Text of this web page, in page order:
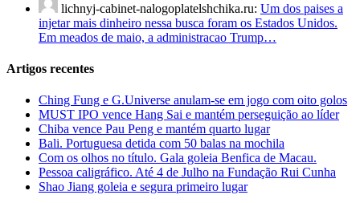
lichnyj-cabinet-nalogoplatelshchika.ru: Um dos paises a
injetar mais dinheiro nessa busca foram os Estados Unidos.
Em meados de maio, a administracao Trump…
Artigos recentes
Ching Fung e G.Universe anulam-se em jogo com oito golos
MUST IPO vence Hang Sai e mantém perseguição ao líder
Chiba vence Pau Peng e mantém quarto lugar
Bali. Portuguesa detida com 50 balas na mochila
Com os olhos no título. Gala goleia Benfica de Macau.
Pessoa caligráfico. Até 4 de Julho na Fundação Rui Cunha
Shao Jiang goleia e segura primeiro lugar